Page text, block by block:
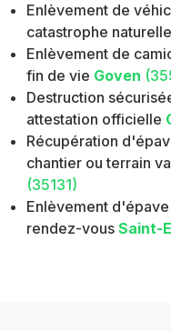
Enlèvement de
catastrophe naturelle
Enlèvement de
fin de vie Goven
Destruction
attestation officielle
Récupération
chantier ou terrain
(35131)
Enlèvement
rendez-vous Saint-